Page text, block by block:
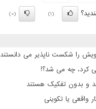
(1)
(0)
را شکست ناپذیر می دانستند
کرد، چه می شد؟!
و بدون تفکیک هستند
واقعی یا تکوینی